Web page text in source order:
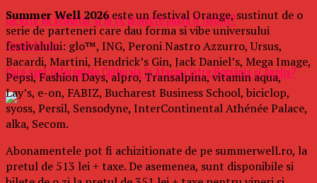
Ce este un stivuitor și în ce proiecte poate fi folosit?
Don't Miss
Care sunt Diferențele Culturale în Afaceri între România și Anglia?
Summer Well 2026este un festival Orange, sustinut de o
serie de parteneri care dau forma si vibe universului
festivalului: glo™, ING, Peroni Nastro Azzurro, Ursus,
Bacardi, Martini, Hendrick’s Gin, Jack Daniel’s, Mega Image,
Pepsi, Fashion Days, alpro, Transalpina, vitamin aqua,
Lay’s, e-on, FABIZ, Bucharest Business School, biciclop,
syoss, Persil, Sensodyne, InterContinental Athénée Palace,
alka, Secom.
Abonamentele pot fi achizitionate de pe summerwell.ro, la
pretul de 513 lei + taxe. De asemenea, sunt disponibile si